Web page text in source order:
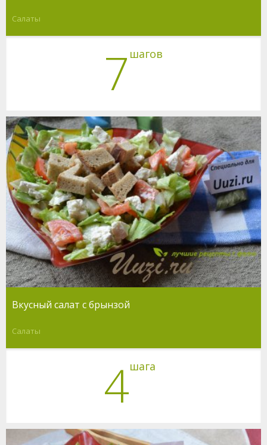
Салаты
7 шагов
Вкусный салат с брынзой
Салаты
4шага